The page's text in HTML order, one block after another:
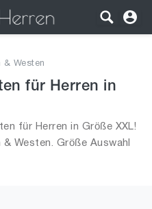
& Westen
für Herren in
für Herren in Größe XXL!
Westen. Größe Auswahl
XXL und alle Trends